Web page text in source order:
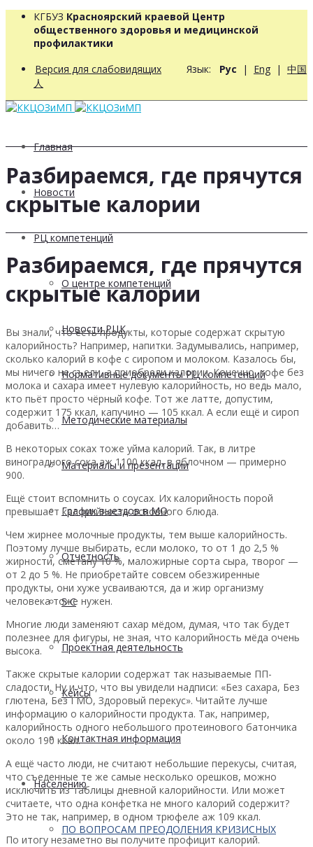
КГБУЗ Красноярский краевой Центр
общественного здоровья и медицинской
профилактики
Версия для слабовидящих Язык: Рус | Eng | 中国
人
Главная
Новости
РЦ компетенций
О центре компетенций
Новости РЦК
Нормативные документы РЦ компетенций
Методические материалы
Материалы и презентации
График выездов в МО
Отчетность
5 С
Проектная деятельность
Кейсы
Контактная информация
Населению
ПО ВОПРОСАМ ПРЕОДОЛЕНИЯ КРИЗИСНЫХ
Разбираемся, где прячутся
скрытые калории
Разбираемся, где прячутся
скрытые калории
Вы знали, что есть продукты, которые содержат скрытую
калорийность? Например, напитки. Задумывались, например,
сколько калорий в кофе с сиропом и молоком. Казалось бы,
мы ничего не съели, а приобрели калории. Конечно, кофе без
молока и сахара имеет нулевую калорийность, но ведь мало,
кто пьёт просто чёрный кофе. Тот же латте, допустим,
содержит 175 ккал, капучино — 105 ккал. А если ещё и сироп
добавить…
В некоторых соках тоже уйма калорий. Так, в литре
виноградного сока аж 1100 ккал, в яблочном — примерно
900.
Ещё стоит вспомнить о соусах. Их калорийность порой
превышает калорийность основного блюда.
Чем жирнее молочные продукты, тем выше калорийность.
Поэтому лучше выбирать, если молоко, то от 1 до 2,5 %
жирности, сметану 10 %, маложирные сорта сыра, творог —
от 2 до 5 %. Не приобретайте совсем обезжиренные
продукты, они хуже усваиваются, да и жир организму
человека тоже нужен.
Многие люди заменяют сахар мёдом, думая, что так будет
полезнее для фигуры, не зная, что калорийность мёда очень
высока.
Также скрытые калории содержат так называемые ПП-
сладости. Ну и что, что вы увидели надписи: «Без сахара, Без
глютена, Без ГМО, Здоровый перекус». Читайте лучше
информацию о калорийности продукта. Так, например,
калорийность одного небольшого протеинового батончика
около 190 ккал.
А ещё часто люди, не считают небольшие перекусы, считая,
что съеденные те же самые несколько орешков, можно
исключить из таблицы дневной калорийности. Или может
считаете, что одна конфетка не много калорий содержит?
Это не так, например, в одном трюфеле аж 109 ккал.
По итогу незаметно вы получите профицит калорий.